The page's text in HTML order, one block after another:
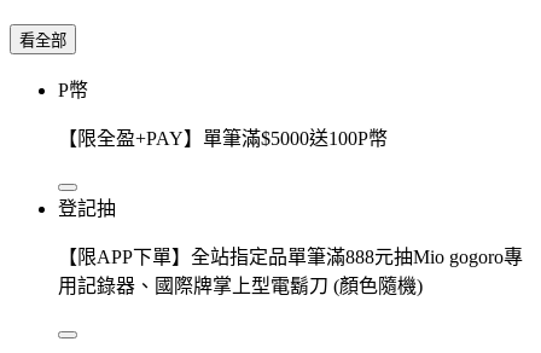
看全部
P幣
【限全盈+PAY】單筆滿$5000送100P幣
登記抽
【限APP下單】全站指定品單筆滿888元抽Mio gogoro專
用記錄器、國際牌掌上型電鬍刀 (顏色隨機)